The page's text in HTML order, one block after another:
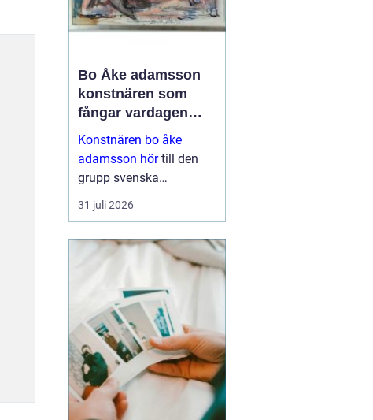
Bo Åke adamsson
konstnären som
fångar vardagen
med eftertanke
Konstnären bo åke
adamsson hörtill den
grupp svenska
bildskapare som i
tysthet byggt upp en
dyker ofta upp i
samlaren söker något
mer än ett dekorativt
motiv en känsla ...
31 juli 2026